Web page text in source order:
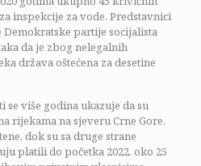
inspekcije za vode. Predstavnici
partije socijalista
da je zbog nelegalnih
država oštećena za desetine
se više godina ukazuje da su
rijekama na sjeveru Crne Gore,
dok su sa druge strane
platili do početka 2022. oko 25